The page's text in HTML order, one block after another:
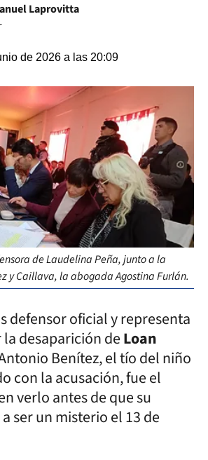
Laprovitta
de 2026 a las 20:09
de Laudelina Peña, junto a la
y Caillava, la abogada Agostina Furlán.
defensor oficial y representa
desaparición deLoan
Benítez, el tío del niño
con la acusación, fue el
verlo antes de que su
ser un misterio el 13 de